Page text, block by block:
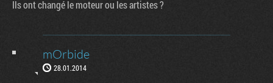
Ils ont changé le moteur ou les artistes ?
mOrbide
28.01.2014